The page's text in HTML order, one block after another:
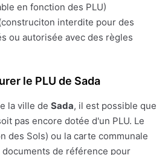
en fonction des PLU)
interdite pour des
ou autorisée avec des règles
le PLU de Sada
la ville de Sada, il est possible que
pas encore dotée d'un PLU. Le
des Sols) ou la carte communale
de référence pour